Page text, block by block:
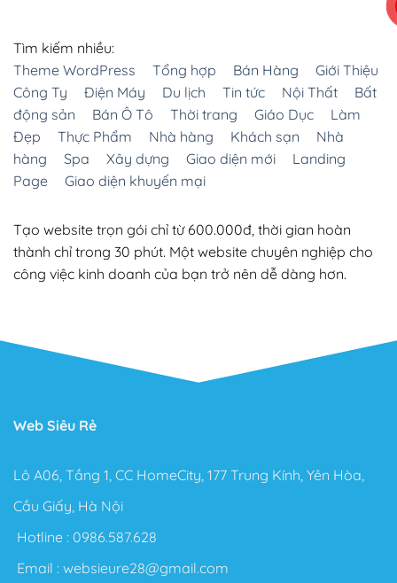
Tìm kiếm nhiều:
Theme WordPress
Tổng hợp Bán Hàng
Giới Thiệu
Công Ty
Điện Máy Du lịch Tin tức Nội Thất
Bất
động sản
Bán Ô Tô Thời trang Giáo Dục
Làm
Đẹp
Thực Phẩm Nhà hàng Khách sạn
Nhà
hàng
Spa Xây dựng Giao diện mới
Landing
Page
Giao diện khuyến mại
Tạo website trọn gói chỉ từ 600.000đ, thời gian hoàn
thành chỉ trong 30 phút. Một website chuyên nghiệp cho
công việc kinh doanh của bạn trở nên dễ dàng hơn.
Web Siêu Rẻ
Lô A06, Tầng 1, CC HomeCity, 177 Trung Kính, Yên Hòa,
Cầu Giấy, Hà Nội
Hotline : 0986.587.628
Email : websieure28@gmail.com